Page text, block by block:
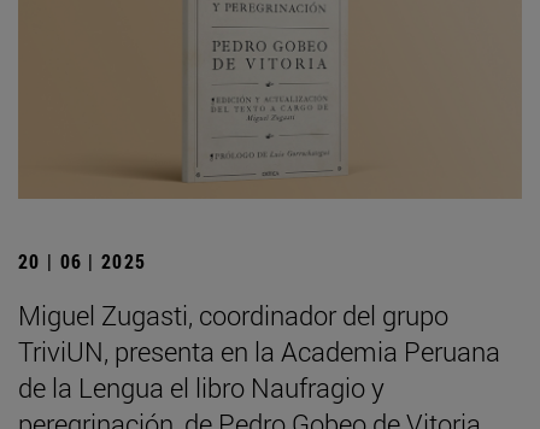
20 | 06 | 2025
Miguel Zugasti, coordinador del grupo
TriviUN, presenta en la Academia Peruana
de la Lengua el libro Naufragio y